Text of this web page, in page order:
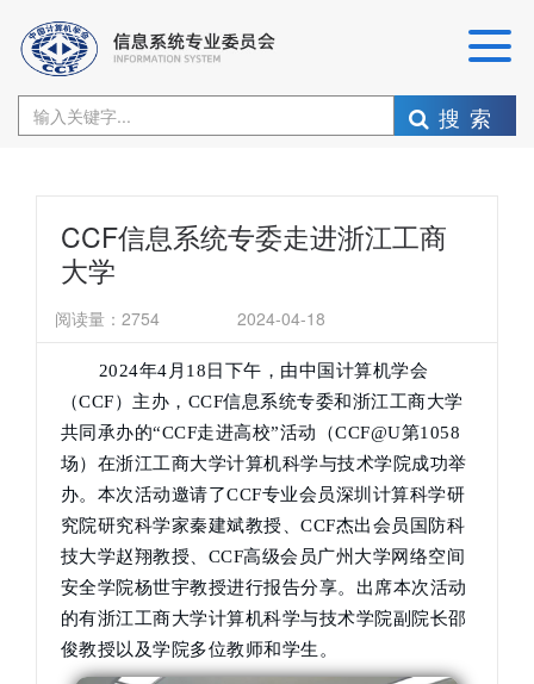
搜索
CCF信息系统专委走进浙江工商
大学
阅读量： 2754 2024-04-18
2024年4月18日下午，由中国计算机学会
（CCF）主办，CCF信息系统专委和浙江工商大学
共同承办的“CCF走进高校”活动（CCF@U第1058
场）在浙江工商大学计算机科学与技术学院成功举
办。本次活动邀请了CCF专业会员深圳计算科学研
究院研究科学家秦建斌教授、CCF杰出会员国防科
技大学赵翔教授、CCF高级会员广州大学网络空间
安全学院杨世宇教授进行报告分享。出席本次活动
的有浙江工商大学计算机科学与技术学院副院长邵
俊教授以及学院多位教师和学生。